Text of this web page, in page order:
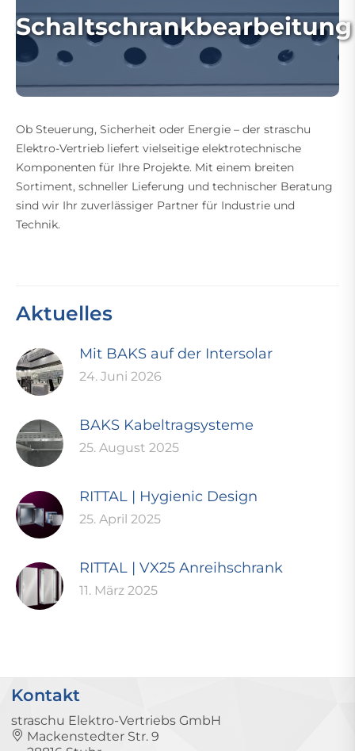
Schaltschrankbearbeitung
Ob Steuerung, Sicherheit oder Energie – der straschu
Elektro-Vertrieb liefert vielseitige elektrotechnische
Komponenten für Ihre Projekte. Mit einem breiten
Sortiment, schneller Lieferung und technischer Beratung
sind wir Ihr zuverlässiger Partner für Industrie und
Technik.
Aktuelles
Mit BAKS auf der Intersolar
24. Juni 2026
BAKS Kabeltragsysteme
25. August 2025
RITTAL | Hygienic Design
25. April 2025
RITTAL | VX25 Anreihschrank
11. März 2025
Kontakt
straschu Elektro-Vertriebs GmbH
Mackenstedter Str. 9